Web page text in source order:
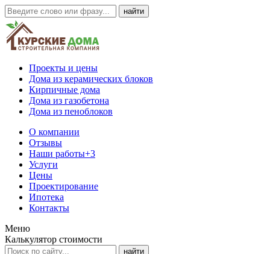
Проекты и цены
Дома из керамических блоков
Кирпичные дома
Дома из газобетона
Дома из пеноблоков
О компании
Отзывы
Наши работы+3
Услуги
Цены
Проектирование
Ипотека
Контакты
Меню
Калькулятор стоимости